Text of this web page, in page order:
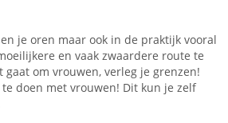
je oren maar ook in de praktijk vooral
en vaak zwaardere route te
om vrouwen, verleg je grenzen!
doen met vrouwen! Dit kun je zelf